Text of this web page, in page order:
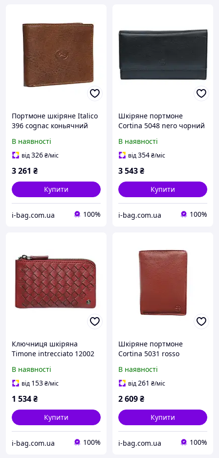
Портмоне шкіряне Italico
396 cognac коньячний
В наявності
від326₴/міс
3 261 ₴
Купити
i-bag.com.ua 100%
Шкіряне портмоне
Cortina 5048 nero чорний
В наявності
від354₴/міс
3 543₴
Купити
i-bag.com.ua 100%
Ключниця шкіряна
Timone intrecciato 12002
В наявності
від 153₴/міс
1 534₴
Купити
i-bag.com.ua 100%
Шкіряне портмоне
Cortina 5031 rosso
В наявності
від261 ₴/міс
2 609₴
Купити
i-bag.com.ua 100%